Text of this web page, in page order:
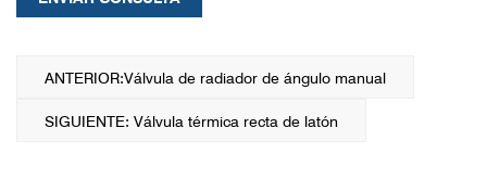
ANTERIOR:Válvula de radiador de ángulo manual
SIGUIENTE: Válvula térmica recta de latón